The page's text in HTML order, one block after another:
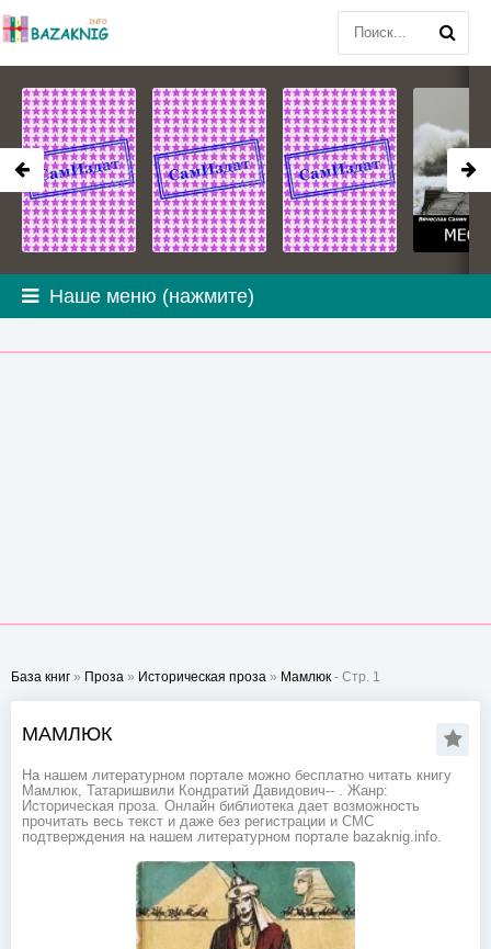
Наше меню (нажмите)
База книг » Проза » Историческая проза » Мамлюк - Стр. 1
МАМЛЮК
На нашем литературном портале можно бесплатно читать книгу
Мамлюк, Татаришвили Кондратий Давидович-- . Жанр:
Историческая проза. Онлайн библиотека дает возможность
прочитать весь текст и даже без регистрации и СМС
подтверждения на нашем литературном портале bazaknig.info.